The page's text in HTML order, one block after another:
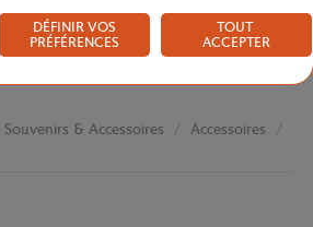
Souvenirs & Accessoires Accessoires
DÉFINIR VOS
PRÉFÉRENCES
TOUT
ACCEPTER